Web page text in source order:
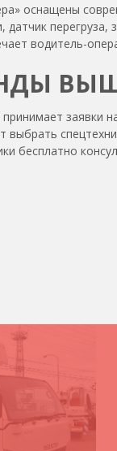
оснащены
датчик
водитель-
принимает
бесплатно